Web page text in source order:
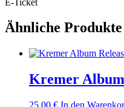
Ähnliche Produkte
Kremer